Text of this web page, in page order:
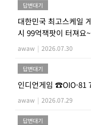
답변대기
대한민국 최고스케일
시 99억잭팟이 터져요~
awaw | 2026.07.30
답변대기
인디언게임 ☎OIO-81
awaw | 2026.07.29
답변대기